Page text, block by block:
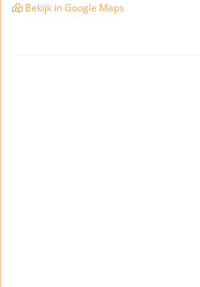
Bekijk in Google Maps